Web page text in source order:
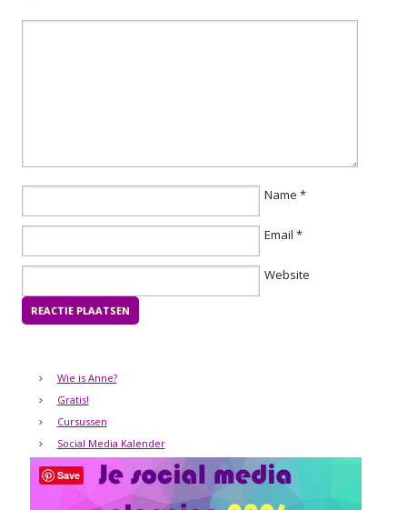
Name *
Email *
Website
Wie is Anne?
Gratis!
Cursussen
Social Media Kalender
Save